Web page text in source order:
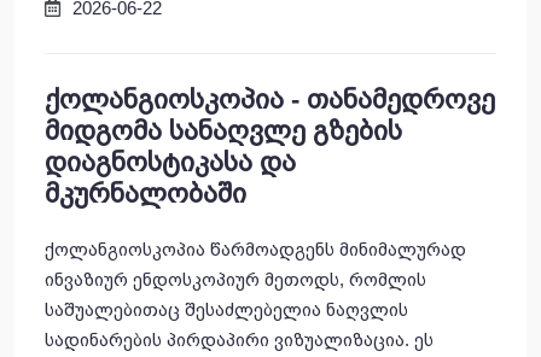
2026-06-22
ქოლანგიოსკოპია - თანამედროვე
მიდგომა სანაღვლე გზების
დიაგნოსტიკასა და
მკურნალობაში
ქოლანგიოსკოპია წარმოადგენს მინიმალურად
ინვაზიურ ენდოსკოპიურ მეთოდს, რომლის
საშუალებითაც შესაძლებელია ნაღვლის
სადინარების პირდაპირი ვიზუალიზაცია. ეს